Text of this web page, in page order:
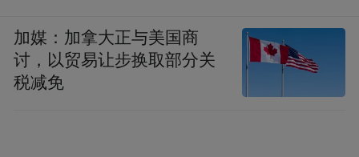
加媒：加拿大正与美国商
讨，以贸易让步换取部分关
税减免